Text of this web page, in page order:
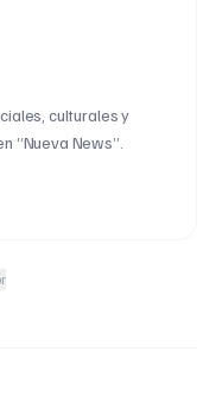
culturales y
“Nueva News”.